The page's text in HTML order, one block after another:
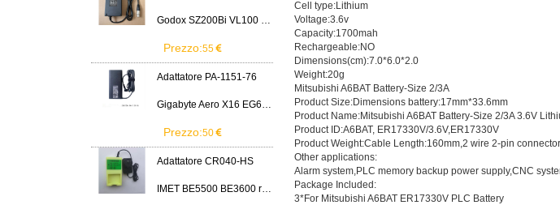
Cell type:Lithium
Voltage:3.6v
Capacity:1700mah
Rechargeable:NO
Dimensions(cm):7.0*6.0*2.0
Weight:20g
Mitsubishi A6BAT Battery-Size 2/3A
Product Size:Dimensions battery:17mm*33.6mm
Product Name:Mitsubishi A6BAT Battery-Size 2/3A 3.6V
Product ID:A6BAT, ER17330V/3.6V,ER17330V
Product Weight:Cable Length:160mm,2 wire 2-pin connector
Other applications:
Alarm system,PLC memory backup power supply,CNC
Package Included:
3*For Mitsubishi A6BAT ER17330V PLC Battery
Godox SZ200Bi VL100 VL200 VL300 LED Light
Prezzo:55
Adattatore PA-1151-76
Gigabyte Aero X16 EG61H RTX 5070 2WHA3USC64AH LITEON PA-1151-76 150W adapter
Prezzo:50
Adattatore CR040-HS
IMET BE5500 BE3600 remote control battery